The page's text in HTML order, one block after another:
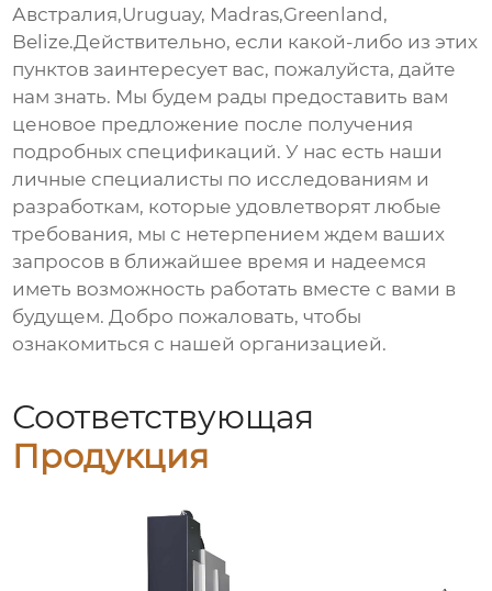
Австралия,Uruguay, Madras,Greenland,
Belize.Действительно, если какой-либо из этих
пунктов заинтересует вас, пожалуйста, дайте
нам знать. Мы будем рады предоставить вам
ценовое предложение после получения
подробных спецификаций. У нас есть наши
личные специалисты по исследованиям и
разработкам, которые удовлетворят любые
требования, мы с нетерпением ждем ваших
запросов в ближайшее время и надеемся
иметь возможность работать вместе с вами в
будущем. Добро пожаловать, чтобы
ознакомиться с нашей организацией.
Соответствующая
Продукция